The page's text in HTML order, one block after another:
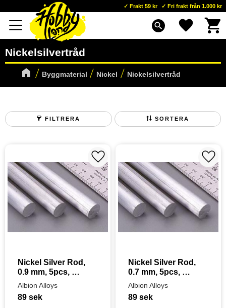
Meny
Frakt 59 kr Fri frakt från 1.000 kr
search Favoriter
Nickelsilvertråd
Byggmaterial Nickel Nickelsilvertråd
FILTRERA SORTERA
Nickel Silver Rod,
0.9 mm, 5pcs,
305mm
Albion Alloys
89 sek
Lägg till i favoriter
Nickel Silver Rod,
0.7 mm, 5pcs,
305mm
Albion Alloys
89 sek